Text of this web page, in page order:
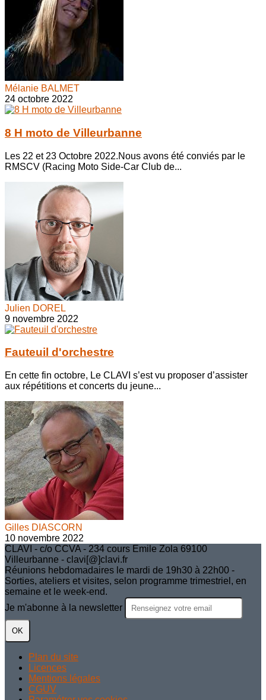
Mélanie BALMET
24 octobre 2022
8 H moto de Villeurbanne
Les 22 et 23 Octobre 2022.Nous avons été conviés par le
RMSCV (Racing Moto Side-Car Club de...
Julien DOREL
9 novembre 2022
Fauteuil d'orchestre
En cette fin octobre, Le CLAVI s’est vu proposer d’assister
aux répétitions et concerts du jeune...
Gilles DIASCORN
10 novembre 2022
CLAVI - c/o CCVA - 234 cours Emile Zola 69100
Villeurbanne - clavi[@]clavi.fr
Réunions hebdomadaires le mardi de 19h30 à 22h00 -
Sorties, ateliers et visites, selon programme trimestriel, en
semaine et le week-end.
Je m'abonne à la newsletter
OK
Plan du site
Licences
Mentions légales
CGUV